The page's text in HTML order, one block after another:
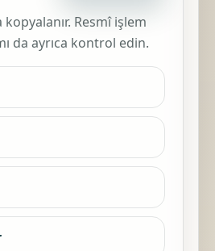
Resmî işlem
da ayrıca kontrol edin.